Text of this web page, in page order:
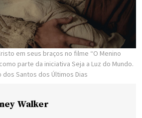
em seus braços no filme “O Menino
parte da iniciativa Seja a Luz do Mundo.
Santos dos Últimos Dias
Walker